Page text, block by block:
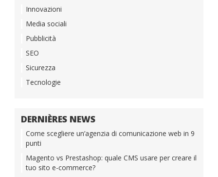
Innovazioni
Media sociali
Pubblicità
SEO
Sicurezza
Tecnologie
DERNIÈRES NEWS
Come scegliere un’agenzia di comunicazione web in 9
punti
Magento vs Prestashop: quale CMS usare per creare il
tuo sito e-commerce?